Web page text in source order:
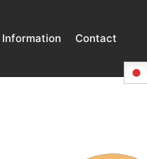
Information Contact